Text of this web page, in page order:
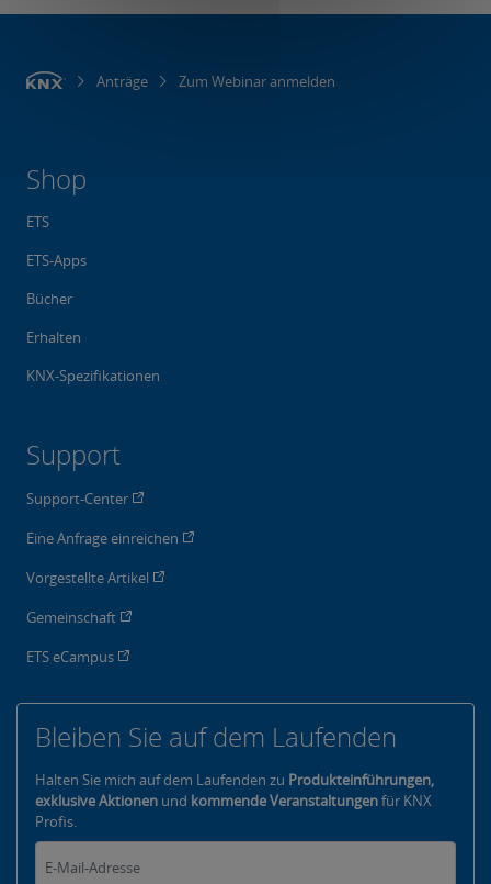
Anträge Zum Webinar anmelden
Shop
ETS
ETS-Apps
Bücher
Erhalten
KNX-Spezifikationen
Support
Support-Center
Eine Anfrage einreichen
Vorgestellte Artikel
Gemeinschaft
ETS eCampus
Bleiben Sie auf dem Laufenden
Halten Sie mich auf dem Laufenden zu Produkteinführungen,
exklusive Aktionen und kommende Veranstaltungenfür KNX
Profis.